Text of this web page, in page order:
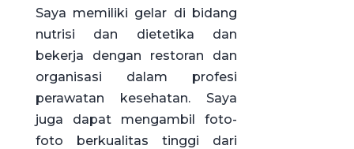
Saya memiliki gelar di bidang
nutrisi dan dietetika dan
bekerja dengan restoran dan
organisasi dalam profesi
perawatan kesehatan. Saya
juga dapat mengambil foto-
foto berkualitas tinggi dari